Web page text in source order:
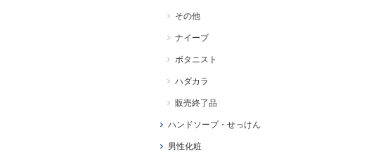
その他
ナイーブ
ボタニスト
ハダカラ
販売終了品
ハンドソープ・せっけん
男性化粧